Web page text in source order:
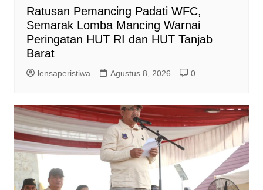
Ratusan Pemancing Padati WFC,
Semarak Lomba Mancing Warnai
Peringatan HUT RI dan HUT Tanjab
Barat
lensaperistiwa Agustus 8, 2026 0